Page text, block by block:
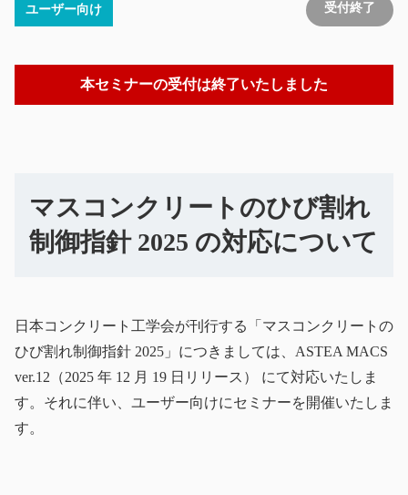
ユーザー向け 受付終了
本セミナーの受付は終了いたしました
マスコンクリートのひび割れ
制御指針 2025 の対応について
日本コンクリート工学会が刊行する「マスコンクリートの
ひび割れ制御指針 2025」につきましては、ASTEA MACS
ver.12（2025 年 12 月 19 日リリース） にて対応いたしま
す。 それに伴い、ユーザー向けにセミナーを開催いたしま
す。